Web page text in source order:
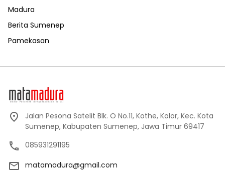
Madura
Berita Sumenep
Pamekasan
Jalan Pesona Satelit Blk. O No.11, Kothe, Kolor, Kec. Kota
Sumenep, Kabupaten Sumenep, Jawa Timur 69417
085931291195
matamadura@gmail.com